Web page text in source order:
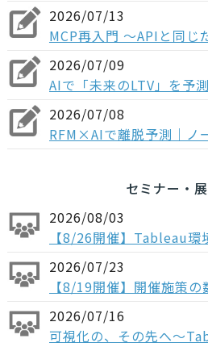
2026/07/13
MCP再入門 〜APIと同
2026/07/09
2026/07/08
セミナー・
2026/08/03
2026/07/23
2026/07/16